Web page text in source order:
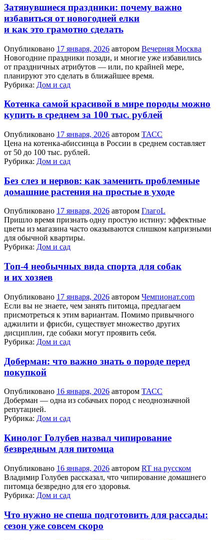
Затянувшиеся праздники: почему важно
избавиться от новогодней елки
и как это грамотно сделать
Опубликовано 17 января, 2026 автором Вечерняя Москва
Новогодние праздники позади, и многие уже избавились
от праздничных атрибутов — или, по крайней мере,
планируют это сделать в ближайшее время.
Рубрика: Дом и сад
Котенка самой красивой в мире породы можно
купить в среднем за 100 тыс. рублей
Опубликовано 17 января, 2026 автором ТАСС
Цена на котенка-абиссинца в России в среднем составляет
от 50 до 100 тыс. рублей.
Рубрика: Дом и сад
Без слез и нервов: как заменить проблемные
домашние растения на простые в уходе
Опубликовано 17 января, 2026 автором ГлагоL
Пришло время признать одну простую истину: эффектные
цветы из магазина часто оказываются слишком капризными
для обычной квартиры.
Рубрика: Дом и сад
Топ-4 необычных вида спорта для собак
и их хозяев
Опубликовано 17 января, 2026 автором Чемпионат.com
Если вы не знаете, чем занять питомца, предлагаем
присмотреться к этим вариантам. Помимо привычного
аджилити и фрисби, существует множество других
дисциплин, где собаки могут проявить себя.
Рубрика: Дом и сад
Доберман: что важно знать о породе перед
покупкой
Опубликовано 16 января, 2026 автором ТАСС
Доберман — одна из собачьих пород с неоднозначной
репутацией.
Рубрика: Дом и сад
Кинолог Голубев назвал чипирование
безвредным для питомца
Опубликовано 16 января, 2026 автором RT на русском
Владимир Голубев рассказал, что чипирование домашнего
питомца безвредно для его здоровья.
Рубрика: Дом и сад
Что нужно не спеша подготовить для рассады:
сезон уже совсем скоро